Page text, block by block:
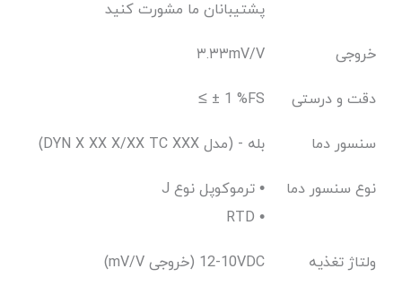
پشتیبانان ما مشورت کنید
خروجی ۳.۳۳mV/V
دقت و درستی ≤ ± 1 %FS
سنسور دما (DYN X XX X/XX TC XXX مدل) - بله
نوع سنسور دما
J ترموکوپل نوع •
RTD •
ولتاژ تغذیه (mV/V خروجی) 10-12VDC